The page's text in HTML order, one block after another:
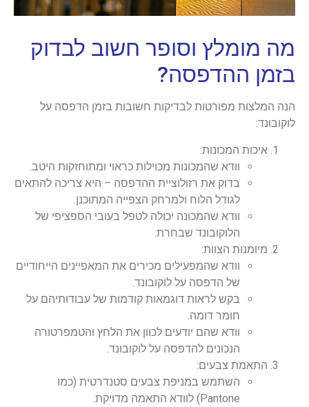
מה מומלץ וסופר חשוב לבדוק
בזמן ההדפסה?
הנה המלצות מפורטות לבדיקות חשובות בזמן הדפסה על
לוקובונד:
איכות המכונות:
וודא שהמכונות מכוילות כראוי ומתוחזקות היטב.
בדוק את רזולוציית ההדפסה – היא צריכה להתאים
לגודל הלוח ולמרחק הצפייה המתוכנן.
וודא שהמכונה יכולה לטפל בעובי הספציפי של
הלוקובונד שבחרת.
מיומנות הצוות:
וודא שהמפעילים מכירים את המאפיינים הייחודיים
של הדפסה על לוקובונד.
בקש לראות דוגמאות קודמות של עבודותיהם על
חומר דומה.
וודא שהם יודעים לכוון את הלחץ והטמפרטורה
הנכונים להדפסה על לוקובונד.
התאמת צבעים:
השתמש במניפת צבעים סטנדרטית (כמו
Pantone) לוודא התאמה מדויקת.